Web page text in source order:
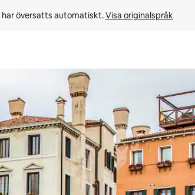
har översatts automatiskt. Visa originalspråk